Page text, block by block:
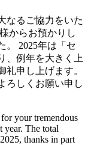
なるご協力をいた
からお預かりし
。 2025年は「セ
、例年を大きく上
礼申し上げます。
ろしくお願い申し
your tremendous
year. The total
thanks in part